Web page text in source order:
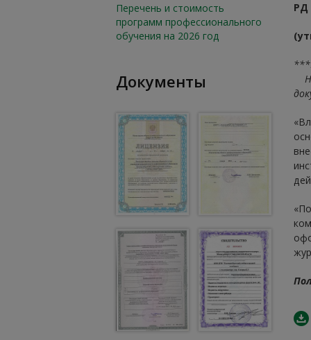
Перечень и стоимость
программ профессионального
обучения на 2026 год
Документы
РД